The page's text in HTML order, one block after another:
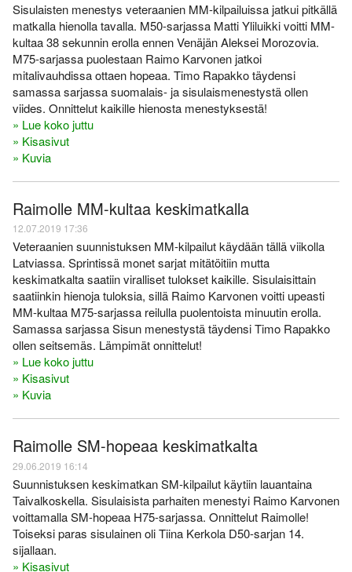
Sisulaisten menestys veteraanien MM-kilpailuissa jatkui pitkällä
matkalla hienolla tavalla. M50-sarjassa Matti Yliluikki voitti MM-
kultaa 38 sekunnin erolla ennen Venäjän Aleksei Morozovia.
M75-sarjassa puolestaan Raimo Karvonen jatkoi
mitalivauhdissa ottaen hopeaa. Timo Rapakko täydensi
samassa sarjassa suomalais- ja sisulaismenestystä ollen
viides. Onnittelut kaikille hienosta menestyksestä!
» Lue koko juttu
» Kisasivut
» Kuvia
Raimolle MM-kultaa keskimatkalla
12.07.2019 17:36
Veteraanien suunnistuksen MM-kilpailut käydään tällä viikolla
Latviassa. Sprintissä monet sarjat mitätöitiin mutta
keskimatkalta saatiin viralliset tulokset kaikille. Sisulaisittain
saatiinkin hienoja tuloksia, sillä Raimo Karvonen voitti upeasti
MM-kultaa M75-sarjassa reilulla puolentoista minuutin erolla.
Samassa sarjassa Sisun menestystä täydensi Timo Rapakko
ollen seitsemäs. Lämpimät onnittelut!
» Lue koko juttu
» Kisasivut
» Kuvia
Raimolle SM-hopeaa keskimatkalta
29.06.2019 16:14
Suunnistuksen keskimatkan SM-kilpailut käytiin lauantaina
Taivalkoskella. Sisulaisista parhaiten menestyi Raimo Karvonen
voittamalla SM-hopeaa H75-sarjassa. Onnittelut Raimolle!
Toiseksi paras sisulainen oli Tiina Kerkola D50-sarjan 14.
sijallaan.
» Kisasivut